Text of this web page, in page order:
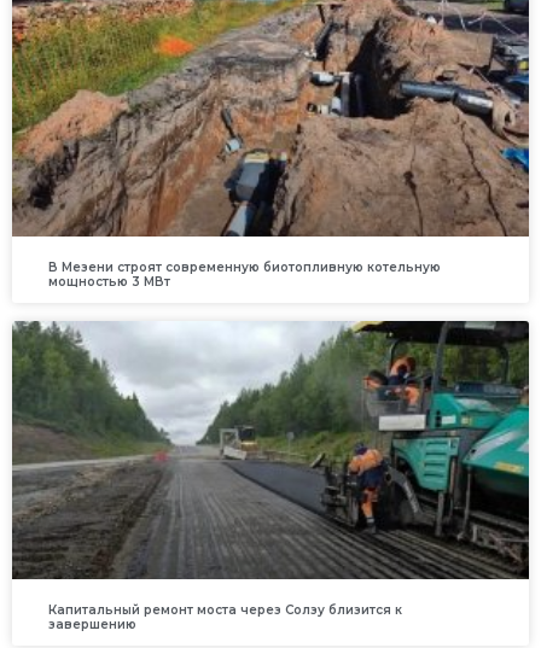
В Мезени строят современную биотопливную котельную
мощностью 3 МВт
Капитальный ремонт моста через Солзу близится к
завершению